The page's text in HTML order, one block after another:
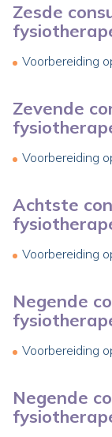
Zesde
Voorbereiding
Zevende
Voorbereiding
Achtste
Voorbereiding
Negende
Voorbereiding
Negende